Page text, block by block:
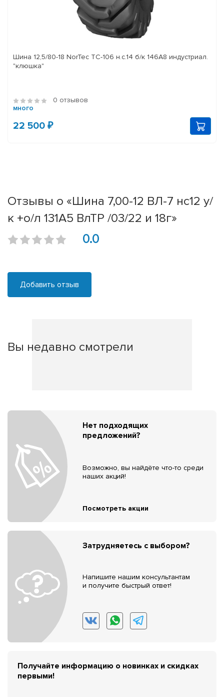
Шина 12,5/80-18 NorTec TC-106 н.с.14 б/к 146A8 индустриал.
"клюшка"
0 отзывов
много
22 500 ₽
Отзывы о «Шина 7,00-12 ВЛ-7 нс12 у/
к +о/л 131A5 ВлТР /03/22 и 18г»
0.0
Добавить отзыв
Вы недавно смотрели
Нет подходящих
предложений?
Возможно, вы найдёте что-то среди
наших акций!
Посмотреть акции
Затрудняетесь с выбором?
Напишите нашим консультантам
и получите быстрый ответ!
Получайте информацию о новинках и скидках
первыми!